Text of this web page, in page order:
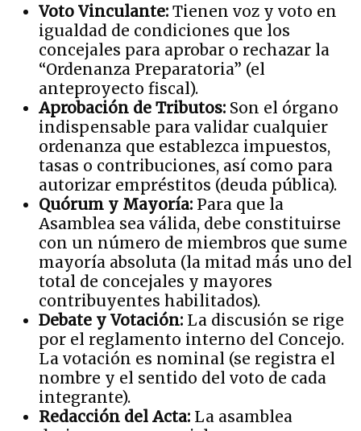
Voto Vinculante: Tienen voz y voto en
igualdad de condiciones que los
concejales para aprobar o rechazar la
“Ordenanza Preparatoria” (el
anteproyecto fiscal).
Aprobación de Tributos: Son el órgano
indispensable para validar cualquier
ordenanza que establezca impuestos,
tasas o contribuciones, así como para
autorizar empréstitos (deuda pública).
Quórum y Mayoría: Para que la
Asamblea sea válida, debe constituirse
con un número de miembros que sume
mayoría absoluta (la mitad más uno del
total de concejales y mayores
contribuyentes habilitados).
Debate y Votación: La discusión se rige
por el reglamento interno del Concejo.
La votación es nominal (se registra el
nombre y el sentido del voto de cada
integrante).
Redacción del Acta: La asamblea